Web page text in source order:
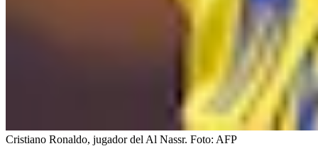
Cristiano Ronaldo, jugador del Al Nassr. Foto: AFP